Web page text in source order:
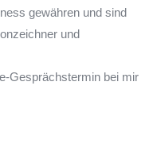
gewähren und sind
und
Gesprächstermin bei mir